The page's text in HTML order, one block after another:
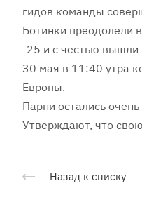
гидов команды
Ботинки преодолели
-25 и с честью вышли
30 мая в 11:40 утра
Европы.
Парни остались
Утверждают, что
Назад к списку